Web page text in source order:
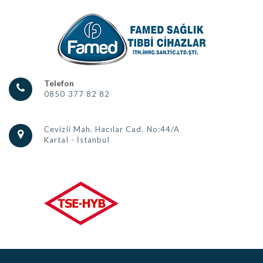
Telefon
0850 377 82 82
Cevizli Mah. Hacılar Cad. No:44/A
Kartal - İstanbul